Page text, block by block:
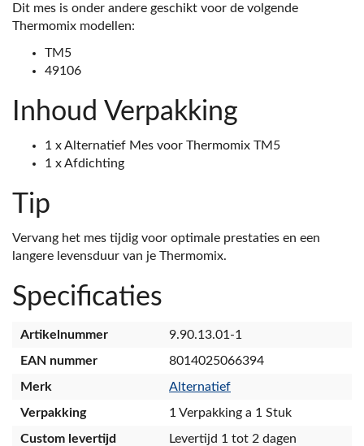
Dit mes is onder andere geschikt voor de volgende
Thermomix modellen:
TM5
49106
Inhoud Verpakking
1 x Alternatief Mes voor Thermomix TM5
1 x Afdichting
Tip
Vervang het mes tijdig voor optimale prestaties en een
langere levensduur van je Thermomix.
Specificaties
Artikelnummer
9.90.13.01-1
EAN nummer
8014025066394
Merk
Alternatief
Verpakking
1 Verpakking a 1 Stuk
Custom levertijd
Levertijd 1 tot 2 dagen